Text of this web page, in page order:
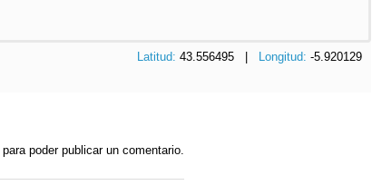
Latitud:43.556495 | Longitud:-5.920129
para poder publicar un comentario.